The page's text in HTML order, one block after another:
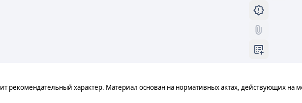
рекомендательный характер. Материал основан на нормативных актах, действующих на